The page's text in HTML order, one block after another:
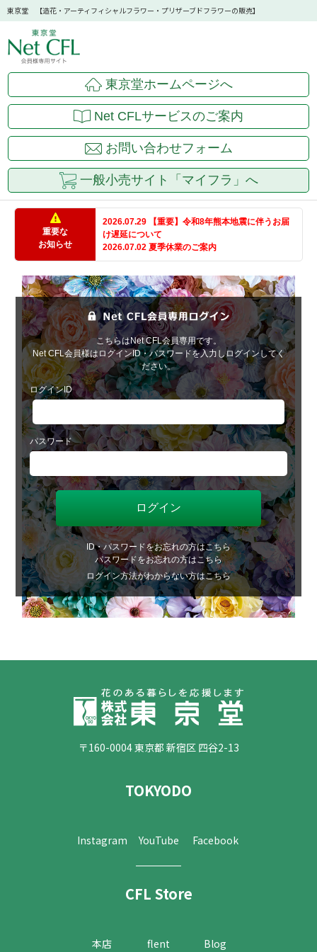
東京堂 【造花・アーティフィシャルフラワー・プリザーブドフラワーの販売】
東京堂ホームページへ
Net CFLサービスのご案内
お問い合わせフォーム
一般小売サイト「マイフラ」へ
重要な
お知らせ
2026.07.29 【重要】令和8年熊本地震に伴うお届
け遅延について
2026.07.02 夏季休業のご案内
こちらはNet CFL会員専用です。
Net CFL会員様はログインID・パスワードを入力しログインしてく
ださい。
ログインID
パスワード
ID・パスワードをお忘れの方はこちら
パスワードをお忘れの方はこちら
ログイン方法がわからない方はこちら
〒160-0004 東京都 新宿区 四谷2-13
TOKYODO
Instagram YouTube Facebook
CFL Store
本店 flent Blog